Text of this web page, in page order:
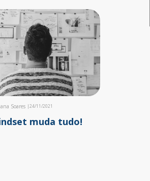
Soares |24/11/2021
muda tudo!